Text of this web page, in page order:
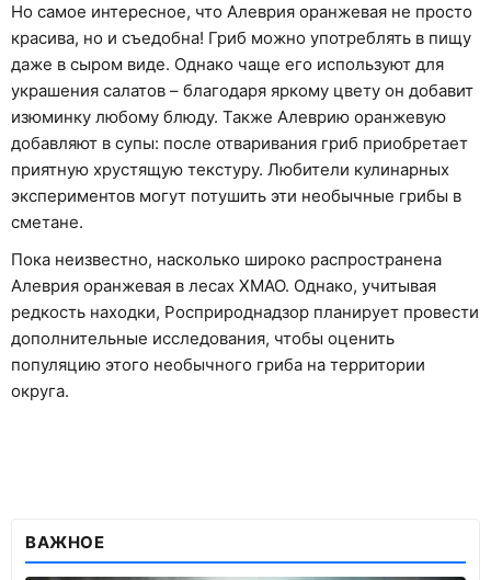
Но самое интересное, что Алеврия оранжевая не просто
красива, но и съедобна! Гриб можно употреблять в пищу
даже в сыром виде. Однако чаще его используют для
украшения салатов – благодаря яркому цвету он добавит
изюминку любому блюду. Также Алеврию оранжевую
добавляют в супы: после отваривания гриб приобретает
приятную хрустящую текстуру. Любители кулинарных
экспериментов могут потушить эти необычные грибы в
сметане.
Пока неизвестно, насколько широко распространена
Алеврия оранжевая в лесах ХМАО. Однако, учитывая
редкость находки, Росприроднадзор планирует провести
дополнительные исследования, чтобы оценить
популяцию этого необычного гриба на территории
округа.
ВАЖНОЕ